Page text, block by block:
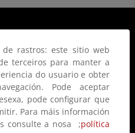
rastros: este sitio web
terceiros para manter a
do usuario e obter
Pode aceptar
pode configurar que
Para máis información
consulte a nosa ;política